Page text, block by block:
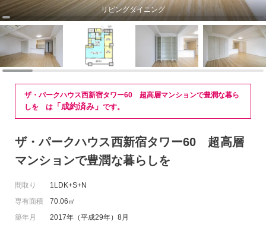
リビングダイニング
ザ・パークハウス西新宿タワー60 超高層マンションで豊潤な暮ら
しを は 「成約済み」 です。
ザ・パークハウス西新宿タワー60 超高層
マンションで豊潤な暮らしを
間取り
1LDK+S+N
専有面積
70.06㎡
築年月
2017年（平成29年）8月